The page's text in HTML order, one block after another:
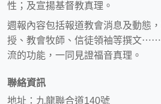
性；及宣揚基督教真理。
週報內容包括報道教會消息及動態
授、教會牧師、信徒領袖等撰文
流的功能，一同見證福音真理。
聯絡資訊
地址：九龍聯合道140號